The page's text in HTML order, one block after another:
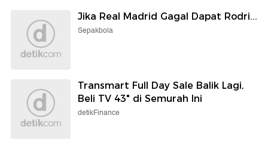
Jika Real Madrid Gagal Dapat Rodri...
Sepakbola
Transmart Full Day Sale Balik Lagi,
Beli TV 43" di Semurah Ini
detikFinance